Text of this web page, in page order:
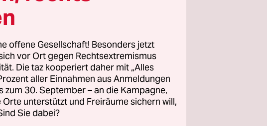
ist er
Der Himmel hat
von
In der
offene Gesellschaft! Besonders jetzt
vor Ort gegen Rechtsextremismus
Die taz kooperiert daher mit „Alles
aller Einnahmen aus Anmeldungen
zum 30. September – an die Kampagne,
unterstützt und Freiräume sichern will,
Sie dabei?